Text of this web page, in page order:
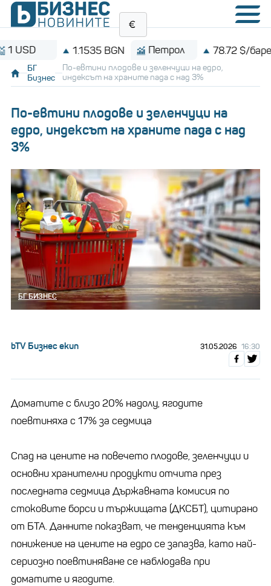
1.1535 BGN Петрол 78.72 $/барел
БГ
Бизнес
По-евтини плодове и зеленчуци на едро,
индексът на храните пада с над 3%
По-евтини плодове и зеленчуци на
едро, индексът на храните пада с над
3%
БГ БИЗНЕС
bTV Бизнес екип 31.05.2026 16:30
Доматите с близо 20% надолу, ягодите
поевтиняха с 17% за седмица
Спад на цените на повечето плодове, зеленчуци и
основни хранителни продукти отчита през
последната седмица Държавната комисия по
стоковите борси и тържищата (ДКСБТ), цитирано
от БТА. Данните показват, че тенденцията към
понижение на цените на едро се запазва, като най-
сериозно поевтиняване се наблюдава при
доматите и ягодите.